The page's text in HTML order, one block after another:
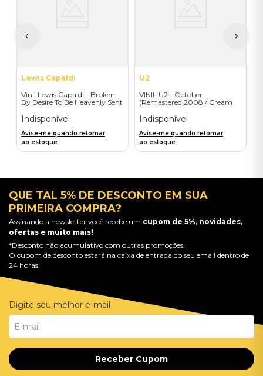
Lewis Capaldi
Vinil Lewis Capaldi - Broken
By Desire To Be Heavenly Sent
Indisponível
Avise-me quando retornar
ao estoque
U2
VINIL U2 - October
(Remastered 2008 / Cream
Indisponível
Avise-me quando retornar
ao estoque
QUE TAL 5% DE DESCONTO EM SUA
PRIMEIRA COMPRA?
Assinando a newsletter você recebe um cupom de 5%, novidades,
ofertas e muito mais!
*Desconto não acumulativo com outras promoções.
O cupom de desconto estará na caixa de entrada do seu email dentro de
24 horas.
Digite seu melhor e-mail
Receber Cupom